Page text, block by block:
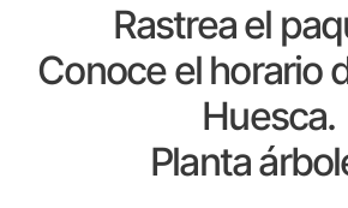
Rastrea el
Conoce el horario
Huesca.
Planta